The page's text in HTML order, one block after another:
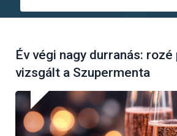
Év végi nagy durranás:
vizsgált a Szupermenta